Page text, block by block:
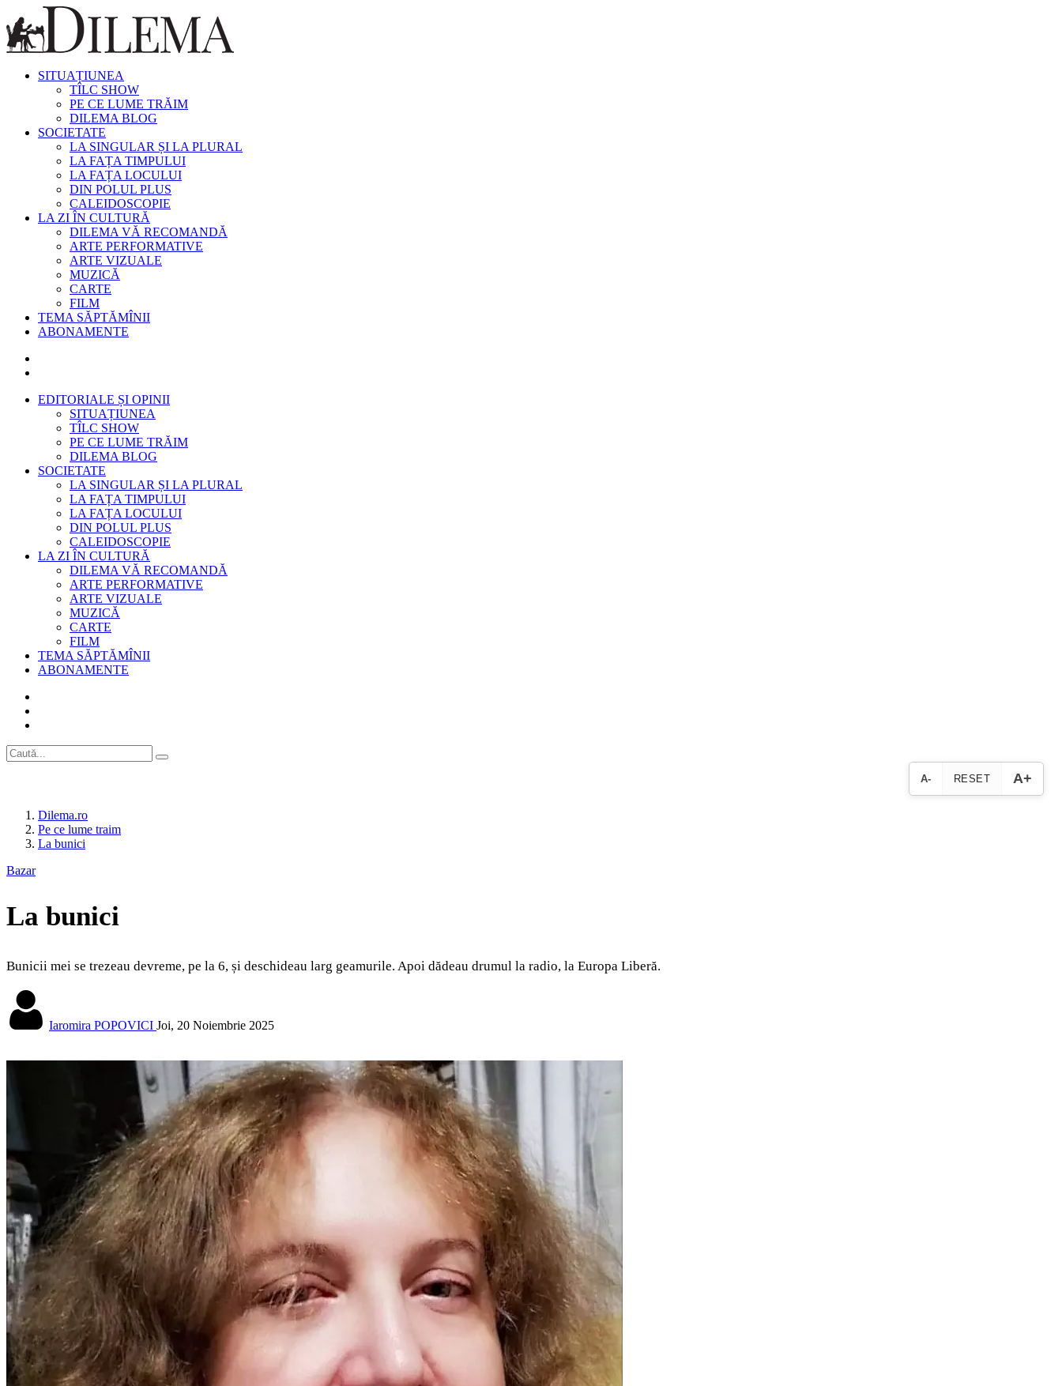
SITUAȚIUNEA
TÎLC SHOW
PE CE LUME TRĂIM
DILEMA BLOG
SOCIETATE
LA SINGULAR ȘI LA PLURAL
LA FAȚA TIMPULUI
LA FAȚA LOCULUI
DIN POLUL PLUS
CALEIDOSCOPIE
LA ZI ÎN CULTURĂ
DILEMA VĂ RECOMANDĂ
ARTE PERFORMATIVE
ARTE VIZUALE
MUZICĂ
CARTE
FILM
TEMA SĂPTĂMÎNII
ABONAMENTE
EDITORIALE ȘI OPINII
SITUAȚIUNEA
TÎLC SHOW
PE CE LUME TRĂIM
DILEMA BLOG
SOCIETATE
LA SINGULAR ȘI LA PLURAL
LA FAȚA TIMPULUI
LA FAȚA LOCULUI
DIN POLUL PLUS
CALEIDOSCOPIE
LA ZI ÎN CULTURĂ
DILEMA VĂ RECOMANDĂ
ARTE PERFORMATIVE
ARTE VIZUALE
MUZICĂ
CARTE
FILM
TEMA SĂPTĂMÎNII
ABONAMENTE
A- RESET A+
Dilema.ro
Pe ce lume traim
La bunici
Bazar
La bunici
Bunicii mei se trezeau devreme, pe la 6, și deschideau larg geamurile. Apoi dădeau drumul la radio, la Europa Liberă.
Iaromira POPOVICI Joi, 20 Noiembrie 2025